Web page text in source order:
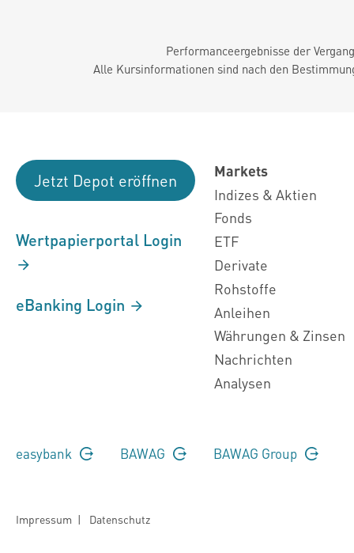
Performanceergebnisse der
Alle Kursinformationen sind nach den
Jetzt Depot eröffnen
Wertpapierportal Login
eBanking Login
Markets
Indizes & Aktien
Fonds
ETF
Derivate
Rohstoffe
Anleihen
Währungen & Zinsen
Nachrichten
Analysen
easybank BAWAG BAWAG Group
Impressum | Datenschutz